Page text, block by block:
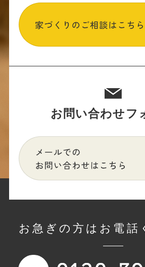
お問い合わせフ
お急ぎの方はお電話